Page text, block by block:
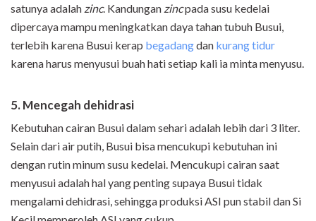
satunya adalah zinc. Kandungan zincpada susu kedelai
dipercaya mampu meningkatkan daya tahan tubuh Busui,
terlebih karena Busui kerap begadangdan kurang tidur
karena harus menyusui buah hati setiap kali ia minta menyusu.
5. Mencegah dehidrasi
Kebutuhan cairan Busui dalam sehari adalah lebih dari 3 liter.
Selain dari air putih, Busui bisa mencukupi kebutuhan ini
dengan rutin minum susu kedelai. Mencukupi cairan saat
menyusui adalah hal yang penting supaya Busui tidak
mengalami dehidrasi, sehingga produksi ASI pun stabil dan Si